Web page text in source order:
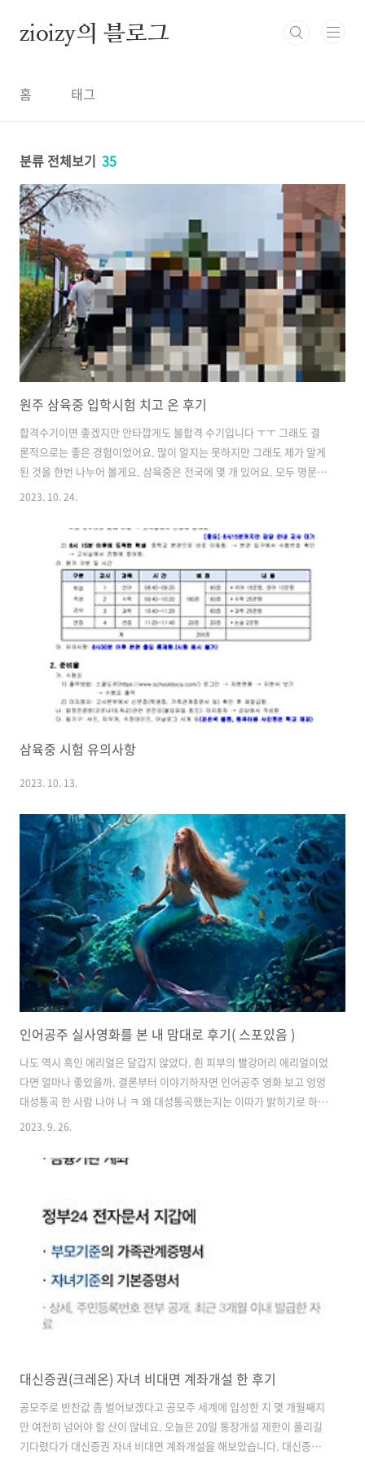
zioizy의 블로그
홈 태그
분류 전체보기 35
원주 삼육중 입학시험 치고 온 후기
합격수기이면 좋겠지만 안타깝게도 불합격 수기입니다 ㅜㅜ 그래도 결
론적으로는 좋은 경험이었어요. 많이 알지는 못하지만 그래도 제가 알게
된 것을 한번 나누어 볼게요. 삼육중은 전국에 몇 개 있어요. 모두 명문 사
립 중이라 입학시험에 대한 열정이 어마 하더라구요. 서울 삼육중 ( 줄여
나던데 다행히 원주 삼육중은 그 정도는 아니지만, 그래도 원주에서 아니
강원도에서 똑똑하다고 소문난 애들이 가는 곳은 맞는 것 같아요 ㅎ 9월
에 입학원서 접수공지가 학교 홈페이지에 떠요. 그 글의 안내에 따라 원
서 접수 사이트에 들어가 사진도 등록하고 전형료도 내면 ( 12000원이었
던 걸로 기억해요 ) 접수가 완료됩니다. 이제 10월 중순쯤 있는 시험만 잘
2023. 10. 24.
삼육중 시험 유의사항
2023. 10. 13.
인어공주 실사영화를 본 내 맘대로 후기( 스포있음 )
나도 역시 흑인 에리얼은 달갑지 않았다. 흰 피부의 빨강머리 에리얼이었
다면 얼마나 좋았을까. 결론부터 이야기하자면 인어공주 영화 보고 엉엉
대성통곡 한 사람 나야 나 ㅋ 왜 대성통곡했는지는 이따가 밝히기로 하고
ㅋ 우리 기억 속의 인어공주와 실사화 영화는 그냥 다른 영화라고 보고
보려 한다. 1. 흑인 캐릭터 주인공 에리얼이 흰 피부에 빨간 머리가 아님
만 의상이 딸랑 한벌이라 좀 더 예쁜 옷을 더 입혀주었으면 어땠을까. 왕
2023. 9. 26.
대신증권(크레온) 자녀 비대면 계좌개설 한 후기
공모주로 반찬값 좀 벌어보겠다고 공모주 세계에 입성한 지 몇 개월째지
만 여전히 넘어야 할 산이 많네요. 오늘은 20일 통장개설 제한이 풀리길
기다렸다가 대신증권 자녀 비대면 계좌개설을 해보았습니다. 대신증권